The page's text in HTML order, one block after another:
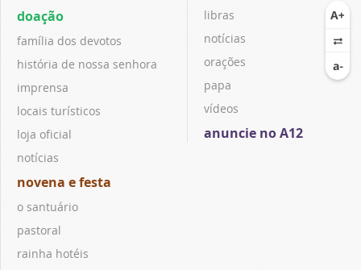
doação
família dos devotos
história de nossa senhora
imprensa
locais turísticos
loja oficial
notícias
novena e festa
o santuário
pastoral
rainha hotéis
libras
notícias
orações
papa
vídeos
anuncie no A12